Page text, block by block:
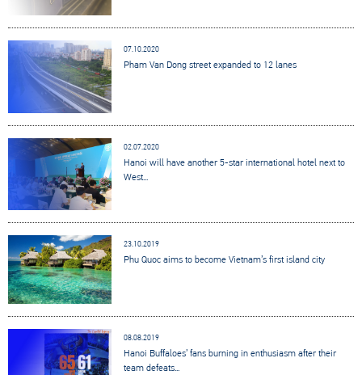
07.10.2020
Pham Van Dong street expanded to 12 lanes
02.07.2020
Hanoi will have another 5-star international hotel next to
West...
23.10.2019
Phu Quoc aims to become Vietnam’s first island city
08.08.2019
Hanoi Buffaloes’ fans burning in enthusiasm after their
team defeats...